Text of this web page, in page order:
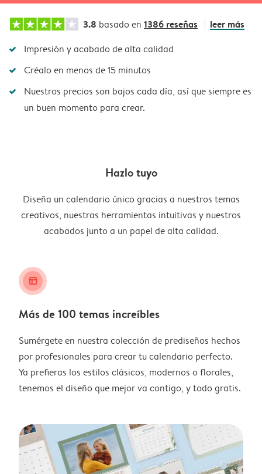
3.8 basado en 1386 reseñas leer más
Impresión y acabado de alta calidad
Créalo en menos de 15 minutos
Nuestros precios son bajos cada día, así que siempre es
un buen momento para crear.
Hazlo tuyo
Diseña un calendario único gracias a nuestros temas
creativos, nuestras herramientas intuitivas y nuestros
acabados junto a un papel de alta calidad.
layout_alt
Más de 100 temas increíbles
Sumérgete en nuestra colección de prediseños hechos
por profesionales para crear tu calendario perfecto.
Ya prefieras los estilos clásicos, modernos o florales,
tenemos el diseño que mejor va contigo, y todo gratis.